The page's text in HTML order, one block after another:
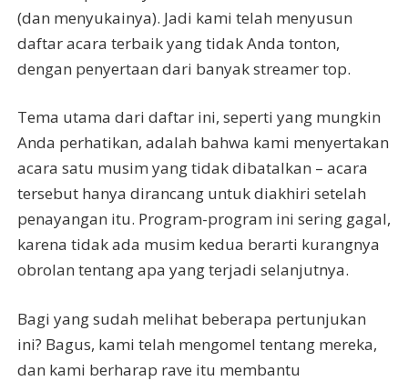
(dan menyukainya). Jadi kami telah menyusun
daftar acara terbaik yang tidak Anda tonton,
dengan penyertaan dari banyak streamer top.
Tema utama dari daftar ini, seperti yang mungkin
Anda perhatikan, adalah bahwa kami menyertakan
acara satu musim yang tidak dibatalkan – acara
tersebut hanya dirancang untuk diakhiri setelah
penayangan itu. Program-program ini sering gagal,
karena tidak ada musim kedua berarti kurangnya
obrolan tentang apa yang terjadi selanjutnya.
Bagi yang sudah melihat beberapa pertunjukan
ini? Bagus, kami telah mengomel tentang mereka,
dan kami berharap rave itu membantu